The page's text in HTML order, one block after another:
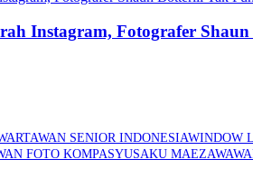
Instagram, Fotografer
SENIOR INDONESIAWINDOW
FOTO KOMPASYUSAKU MAEZAWA